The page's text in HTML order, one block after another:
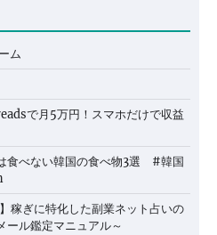
ム
で月5万円！スマホだけで収益
食べない韓国の食べ物3選 #韓国
稼ぎに特化した副業ネット占いの
ール鑑定マニュアル～